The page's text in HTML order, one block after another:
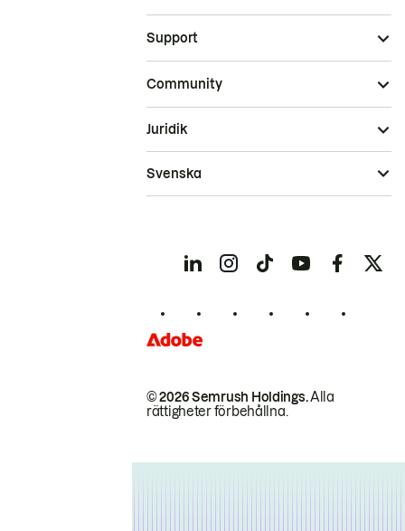
Support
Community
© 2026 Semrush Holdings.Alla
rättigheter förbehållna.
Juridik
Svenska